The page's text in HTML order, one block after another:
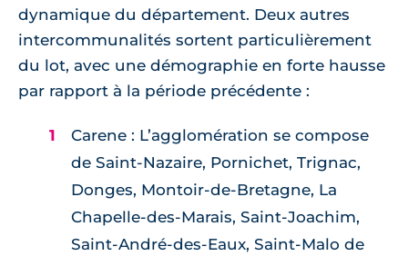
dynamique du département. Deux autres
intercommunalités sortent particulièrement
du lot, avec une démographie en forte hausse
par rapport à la période précédente :
Carene : L’agglomération se compose
de Saint-Nazaire, Pornichet, Trignac,
Donges, Montoir-de-Bretagne, La
Chapelle-des-Marais, Saint-Joachim,
Saint-André-des-Eaux, Saint-Malo de